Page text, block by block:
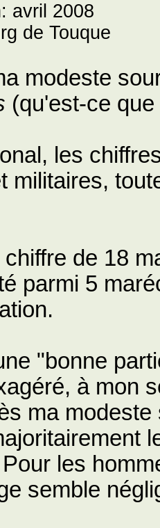
avril 2008
de Touque
modeste
(qu'est-ce
les
militaires,
de 18
parmi 5
"bonne
à mon
ma
les
semble